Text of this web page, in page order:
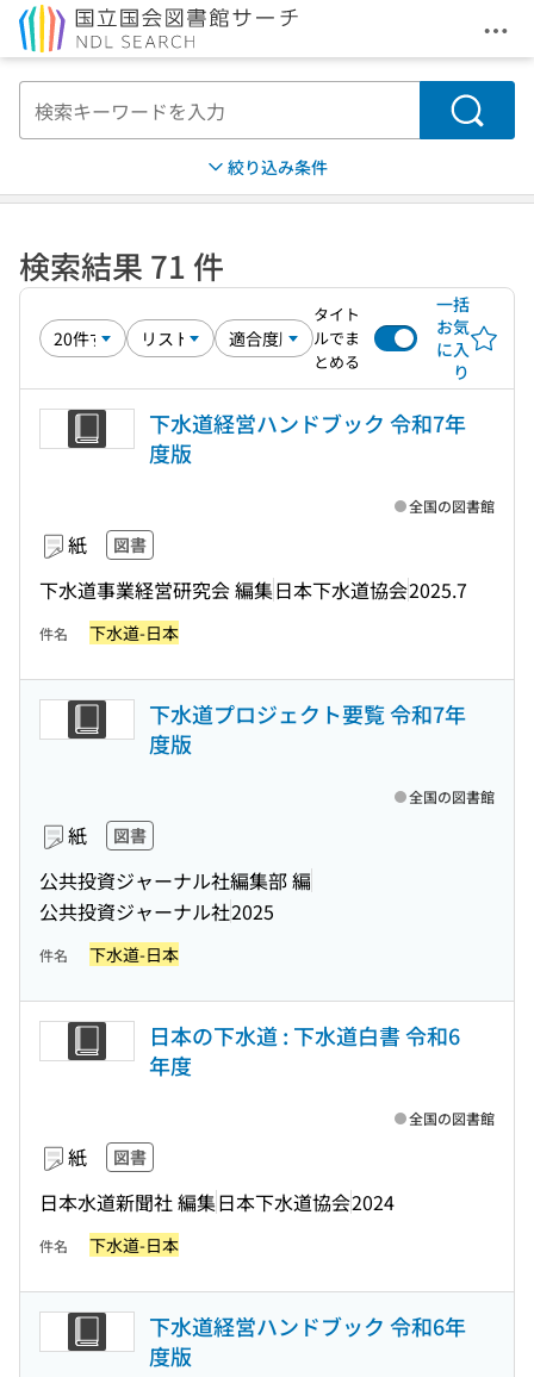
メ
検索
絞り込み条件
検索結果 71 件
タイト
ルでま
とめる
一括
お気
に入
り
下水道経営ハンドブック 令和7年
度版
紙 図書
下水道事業経営研究会 編集日本下水道協会2025.7
全国の図書館
件名 下水道-日本
下水道プロジェクト要覧 令和7年
度版
紙 図書
公共投資ジャーナル社編集部 編
公共投資ジャーナル社2025
全国の図書館
件名 下水道-日本
日本の下水道 : 下水道白書 令和6
年度
紙 図書
日本水道新聞社 編集日本下水道協会2024
全国の図書館
件名 下水道-日本
下水道経営ハンドブック 令和6年
度版